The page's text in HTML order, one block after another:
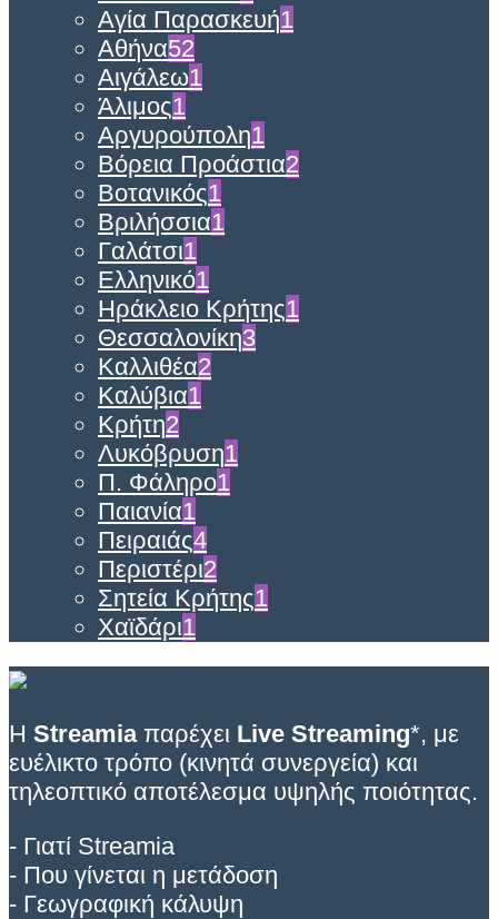
Αγία Παρασκευή1
Αθήνα52
Αιγάλεω1
Άλιμος1
Αργυρούπολη1
Βόρεια Προάστια2
Βοτανικός1
Βριλήσσια1
Γαλάτσι1
Ελληνικό1
Ηράκλειο Κρήτης1
Θεσσαλονίκη3
Καλλιθέα2
Καλύβια1
Κρήτη2
Λυκόβρυση1
Π. Φάληρο1
Παιανία1
Πειραιάς4
Περιστέρι2
Σητεία Κρήτης1
Χαϊδάρι1
Η Streamiaπαρέχει Live Streaming*, με
ευέλικτο τρόπο (κινητά συνεργεία) και
τηλεοπτικό αποτέλεσμα υψηλής ποιότητας.
- Γιατί Streamia
- Που γίνεται η μετάδοση
- Γεωγραφική κάλυψη